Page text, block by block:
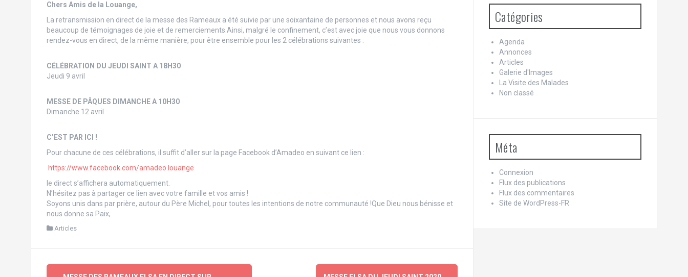
Chers Amis de la Louange,
La retransmission en direct de la messe des Rameaux a été suivie par une soixantaine de personnes et nous avons reçu
beaucoup de témoignages de joie et de remerciements.Ainsi, malgré le confinement, c’est avec joie que nous vous donnons
rendez-vous en direct, de la même manière, pour être ensemble pour les 2 célébrations suivantes :
CÉLÉBRATION DU JEUDI SAINT A 18H30
Jeudi 9 avril
MESSE DE PÂQUES DIMANCHE A 10H30
Dimanche 12 avril
C’EST PAR ICI !
Pour chacune de ces célébrations, il suffit d’aller sur la page Facebook d’Amadeo en suivant ce lien :
https://www.facebook.com/amadeo.louange
le direct s’affichera automatiquement.
N’hésitez pas à partager ce lien avec votre famille et vos amis !
Soyons unis dans par prière, autour du Père Michel, pour toutes les intentions de notre communauté !Que Dieu nous bénisse et
nous donne sa Paix,
Articles
Catégories
Agenda
Annonces
Articles
Galerie d'Images
La Visite des Malades
Non classé
Méta
Connexion
Flux des publications
Flux des commentaires
Site de WordPress-FR